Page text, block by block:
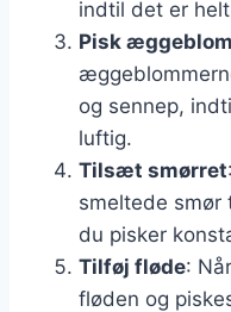
indtil det er
Pisk
og sennep,
luftig.
Tilsæt smørret
smeltede
du pisker
Tilføj fløde:
fløden og